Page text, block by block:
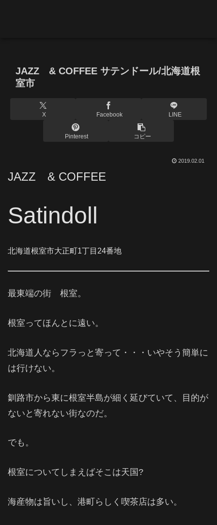
JAZZ & COFFEE サテンドール/北海道根
室市
X Facebook LINE
Pinterest コピー
2019.02.01
JAZZ & COFFEE
Satindoll
北海道根室市大正町1丁目24番地
最東端の街 根室。
根室ってほんとに遠い。
北海道人ならフラっと寄って・・・いやそう簡単に
は行けない。
釧路市から東に根室半島が細く延びていて、目的が
ないと寄れない街なのだ。
でも。
根室についてしまえばそこは天国?
海産物は旨いし、港町らしく喫茶店は多い。